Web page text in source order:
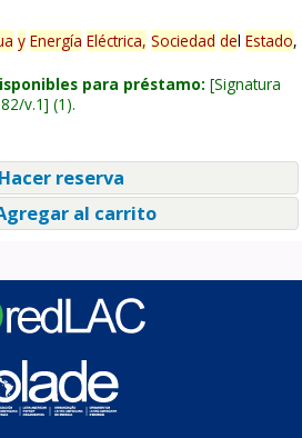
y Energía Eléctrica, Sociedad del Estado,
para préstamo: Signatura
v.1 (1).
reserva
al carrito